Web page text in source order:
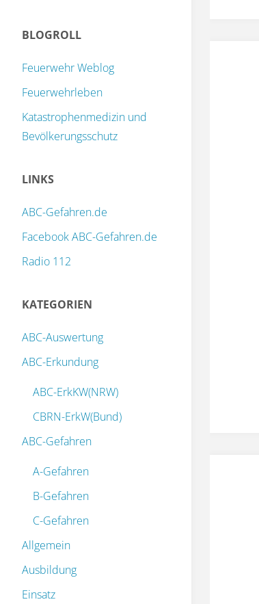
BLOGROLL
Feuerwehr Weblog
Feuerwehrleben
Katastrophenmedizin und
Bevölkerungsschutz
LINKS
ABC-Gefahren.de
Facebook ABC-Gefahren.de
Radio 112
KATEGORIEN
ABC-Auswertung
ABC-Erkundung
ABC-ErkKW(NRW)
CBRN-ErkW(Bund)
ABC-Gefahren
A-Gefahren
B-Gefahren
C-Gefahren
Allgemein
Ausbildung
Einsatz